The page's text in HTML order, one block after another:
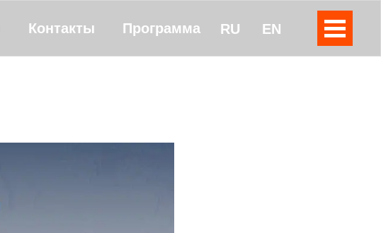
Контакты RU EN
Программа